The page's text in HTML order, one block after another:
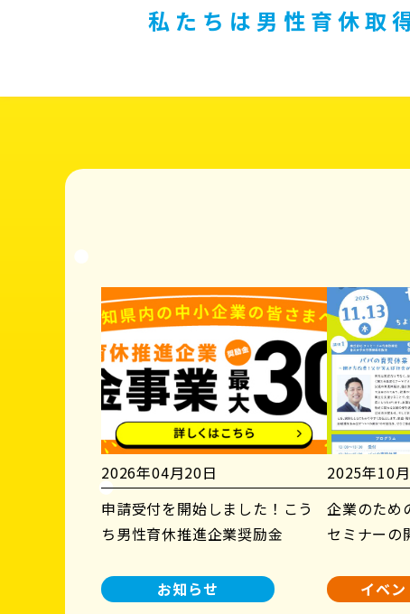
私たちは男性育休取
2026年04月20日
申請受付を開始しました！こう
ち男性育休推進企業奨励金
お知らせ
2025年10
企業のため
セミナーの
イベ